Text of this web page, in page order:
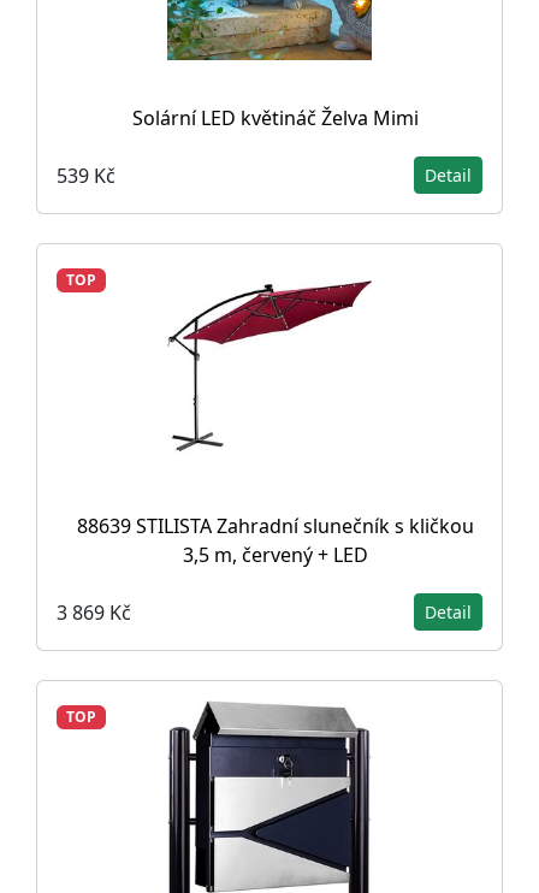
Solární LED květináč Želva Mimi
539 Kč Detail
TOP
88639 STILISTA Zahradní slunečník s kličkou
3,5 m, červený + LED
3 869 Kč Detail
TOP